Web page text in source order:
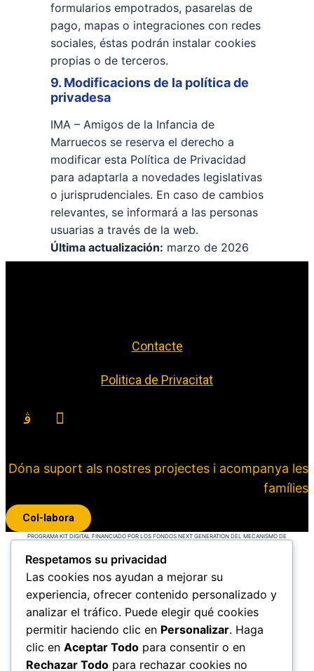
formularios empotrados, pasarelas de
pago, mapas o integraciones con redes
sociales, éstas podrán instalar cookies
propias o de terceros.
9. Modificacions de la política de
privadesa
IMA – Amigos de la Infancia de
Marruecos se reserva el derecho a
modificar esta Política de Privacidad
para adaptarla a novedades legislativas
o jurisprudenciales. En caso de cambios
relevantes, se informará a las personas
usuarias a través de la web.
Última actualización: marzo de 2026
Contacte
Politica de Privacitat
Dóna suport als nostres projectes i acompanya les
famílies
Col-labora
PROGRAMA KIT DIGITAL FINANCIADO POR LOS FONDOS NEXT GENERATION DEL MECANISMO DE
Respetamos su privacidad
Las cookies nos ayudan a mejorar su
experiencia, ofrecer contenido personalizado y
analizar el tráfico. Puede elegir qué cookies
permitir haciendo clic en Personalizar. Haga
clic en Aceptar Todo para consentir o en
Rechazar Todo para rechazar cookies no